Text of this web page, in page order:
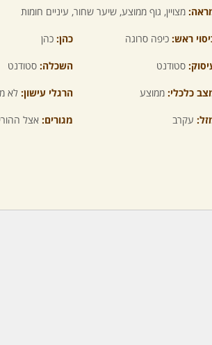
מצויין, גוף ממוצע, שיער שחור, עיניים חומות
ראש: כיפה סרוגה כהן: כהן
סטודנט השכלה: סטודנט
כלכלי: ממוצע הרגלי עישון: לא
עקרב מגורים: אצל